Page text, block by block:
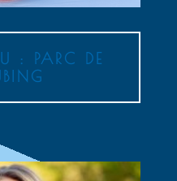
: PARC DE